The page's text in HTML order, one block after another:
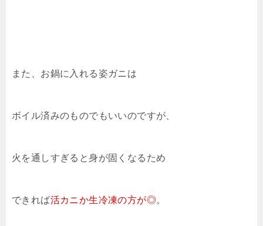
また、お鍋に入れる姿ガニは
ボイル済みのものでもいいのですが、
火を通しすぎると身が固くなるため
できれば活カニか生冷凍の方が◎。